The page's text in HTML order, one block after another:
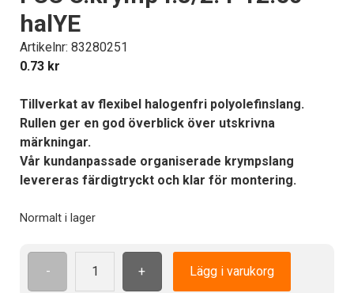
halYE
Artikelnr: 83280251
0.73 kr
Tillverkat av flexibel halogenfri polyolefinslang.
Rullen ger en god överblick över utskrivna
märkningar.
Vår kundanpassade organiserade krympslang
levereras färdigtryckt och klar för montering.
Normalt i lager
-
FCC
+ Lägg i varukorg